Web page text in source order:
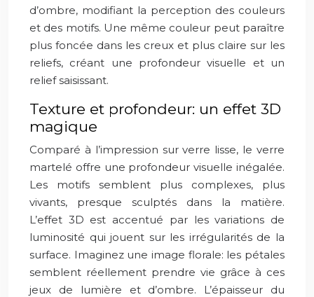
d’ombre, modifiant la perception des couleurs
et des motifs. Une même couleur peut paraître
plus foncée dans les creux et plus claire sur les
reliefs, créant une profondeur visuelle et un
relief saisissant.
Texture et profondeur: un effet 3D
magique
Comparé à l’impression sur verre lisse, le verre
martelé offre une profondeur visuelle inégalée.
Les motifs semblent plus complexes, plus
vivants, presque sculptés dans la matière.
L’effet 3D est accentué par les variations de
luminosité qui jouent sur les irrégularités de la
surface. Imaginez une image florale: les pétales
semblent réellement prendre vie grâce à ces
jeux de lumière et d’ombre. L’épaisseur du